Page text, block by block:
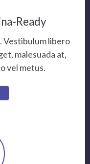
Ready
Vestibulum libero
malesuada at,
vel metus.